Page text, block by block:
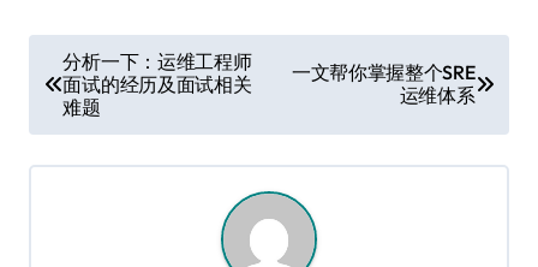
章
导
航
分析一下：运维工程师
面试的经历及面试相关
难题
一文帮你掌握整个SRE
运维体系